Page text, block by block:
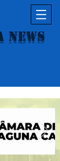
News